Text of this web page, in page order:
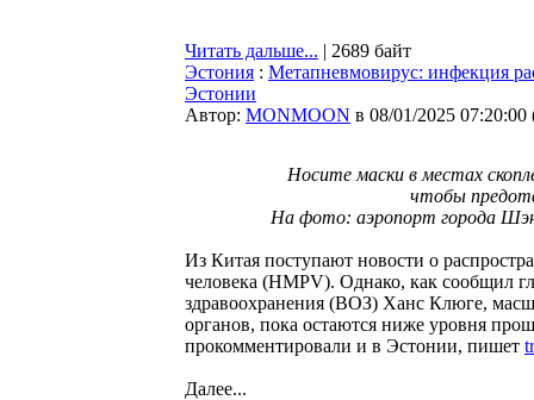
Читать дальше... | 2689 байт
Эстония : Метапневмовирус: инфекция
Эстонии
Автор: MONMOON в 08/01/2025 07:20:00
Носите маски в местах
чтобы
На фото: аэропорт города
Из Китая поступают новости о
человека (HMPV). Однако, как сообщил
здравоохранения (ВОЗ) Ханс Клюге,
органов, пока остаются ниже уровня
прокомментировали и в Эстонии, пишет
Далее...